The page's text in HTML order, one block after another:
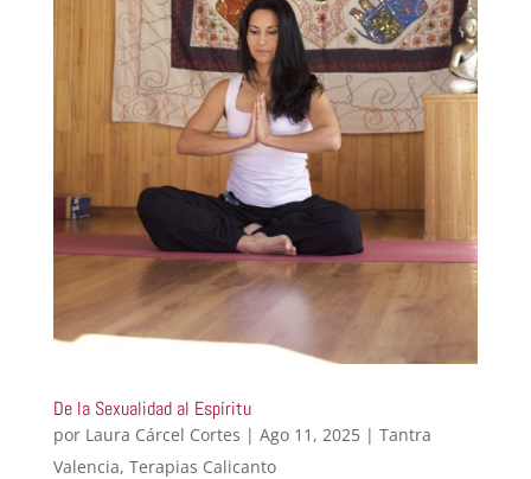
De la Sexualidad al Espíritu
por Laura Cárcel Cortes | Ago 11, 2025| Tantra
Valencia, Terapias Calicanto